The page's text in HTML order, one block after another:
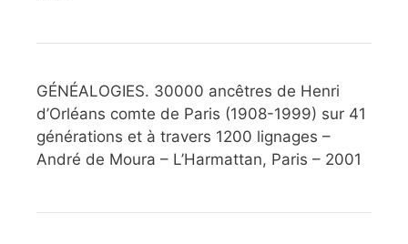
GÉNÉALOGIES. 30000 ancêtres de Henri
d’Orléans comte de Paris (1908-1999) sur 41
générations et à travers 1200 lignages –
André de Moura – L’Harmattan, Paris – 2001